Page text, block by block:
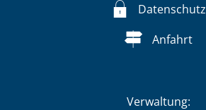
Datenschutz
Anfahrt
Verwaltung: